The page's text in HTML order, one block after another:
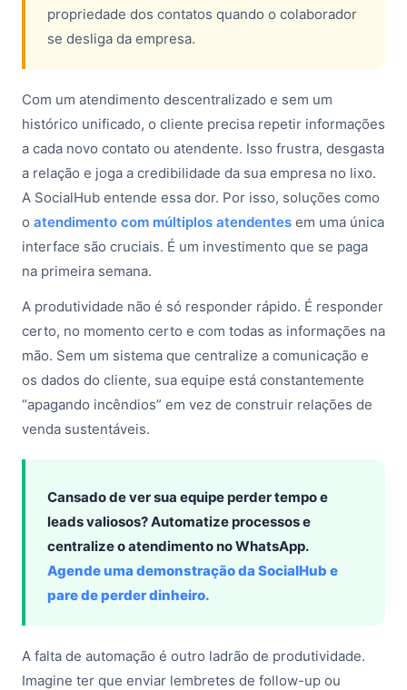
propriedade dos contatos quando o colaborador
se desliga da empresa.
Com um atendimento descentralizado e sem um
histórico unificado, o cliente precisa repetir informações
a cada novo contato ou atendente. Isso frustra, desgasta
a relação e joga a credibilidade da sua empresa no lixo.
A SocialHub entende essa dor. Por isso, soluções como
o atendimento com múltiplos atendentes em uma única
interface são cruciais. É um investimento que se paga
na primeira semana.
A produtividade não é só responder rápido. É responder
certo, no momento certo e com todas as informações na
mão. Sem um sistema que centralize a comunicação e
os dados do cliente, sua equipe está constantemente
“apagando incêndios” em vez de construir relações de
venda sustentáveis.
Cansado de ver sua equipe perder tempo e
leads valiosos? Automatize processos e
centralize o atendimento no WhatsApp.
Agende uma demonstração da SocialHub e
pare de perder dinheiro.
A falta de automação é outro ladrão de produtividade.
Imagine ter que enviar lembretes de follow-up ou